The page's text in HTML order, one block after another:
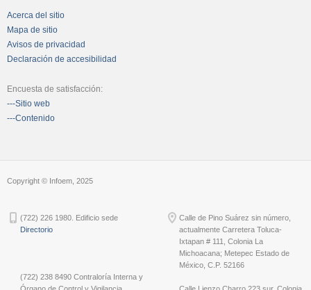
Acerca del sitio
Mapa de sitio
Avisos de privacidad
Declaración de accesibilidad
Encuesta de satisfacción:
---Sitio web
---Contenido
Copyright © Infoem, 2025
(722) 226 1980. Edificio sede
Directorio
(722) 238 8490 Contraloría Interna y
Calle de Pino Suárez sin número,
actualmente Carretera Toluca-
Ixtapan # 111, Colonia La
Michoacana; Metepec Estado de
México, C.P. 52166